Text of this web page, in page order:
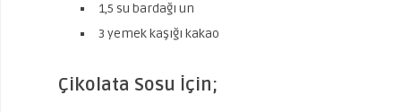
1,5 su bardağı un
3 yemek kaşığı kakao
Çikolata Sosu İçin;